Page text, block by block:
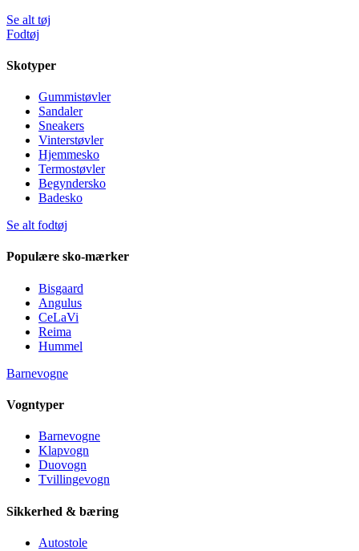
Se alt tøj
Fodtøj
Skotyper
Gummistøvler
Sandaler
Sneakers
Vinterstøvler
Hjemmesko
Termostøvler
Begyndersko
Badesko
Se alt fodtøj
Populære sko-mærker
Bisgaard
Angulus
CeLaVi
Reima
Hummel
Barnevogne
Vogntyper
Barnevogne
Klapvogn
Duovogn
Tvillingevogn
Sikkerhed & bæring
Autostole